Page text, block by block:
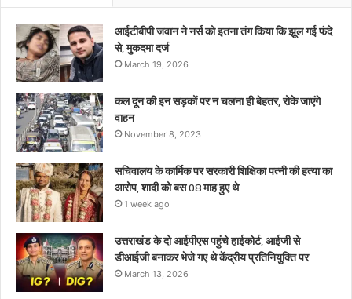
08
आईटीबीपी जवान ने नर्स को इतना तंग किया कि झूल गई फंदे
से, मुकदमा दर्ज
March 19, 2026
कल दून की इन सड़कों पर न चलना ही बेहतर, रोके जाएंगे
वाहन
November 8, 2023
सचिवालय के कार्मिक पर सरकारी शिक्षिका पत्नी की हत्या का
आरोप, शादी को बस 08 माह हुए थे
1 week ago
उत्तराखंड के दो आईपीएस पहुंचे हाईकोर्ट, आईजी से
डीआईजी बनाकर भेजे गए थे केंद्रीय प्रतिनियुक्ति पर
March 13, 2026